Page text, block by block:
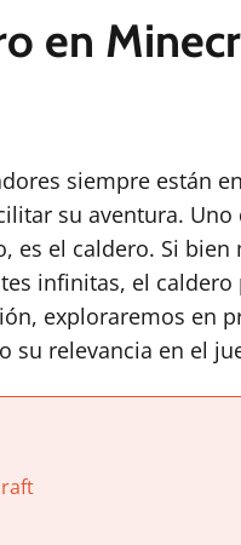
en
siempre están
su aventura.
el caldero. Si bien
infinitas, el caldero
exploraremos en
su relevancia en el